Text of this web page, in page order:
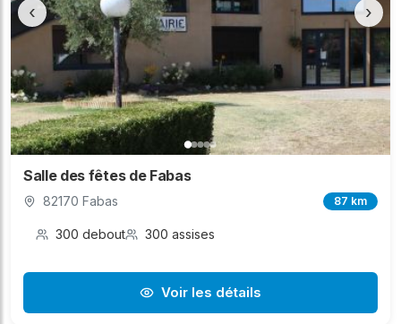
‹ ›
Salle des fêtes de Fabas
82170 Fabas 87 km
300 debout 300 assises
Voir les détails